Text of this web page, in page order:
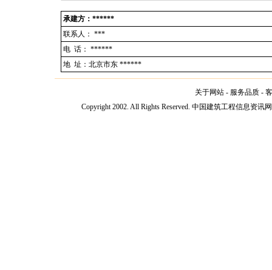
承建方：******
联系人： ***
电 话： ******
地 址：北京市东 ******
关于网站 - 服务品质 -
Copyright 2002. All Rights Reserved. 中国建筑工程信息资讯